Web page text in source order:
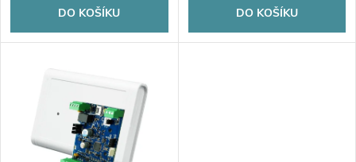
u
d
DO KOŠÍKU DO KOŠÍKU